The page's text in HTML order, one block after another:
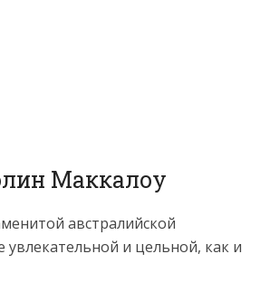
Маккалоу
австралийской
увлекательной и цельной, как и